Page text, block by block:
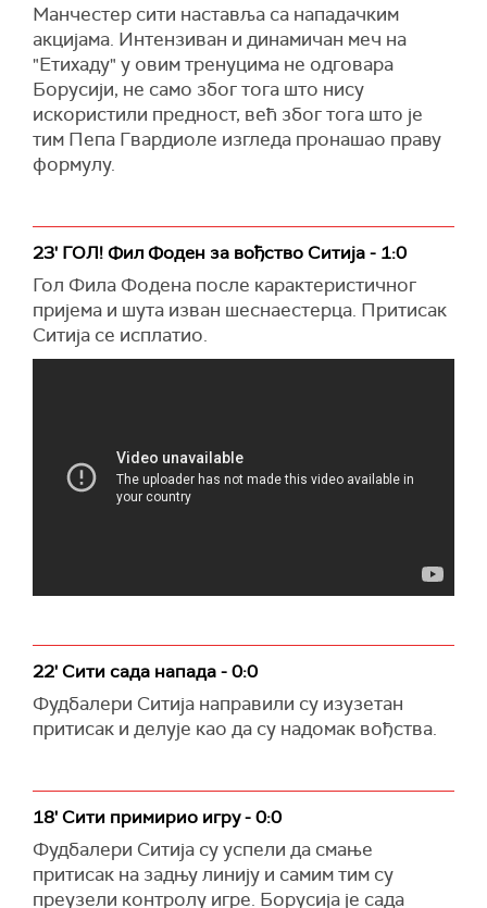
Манчестер сити наставља са нападачким
акцијама. Интензиван и динамичан меч на
"Етихаду" у овим тренуцима не одговара
Борусији, не само због тога што нису
искористили предност, већ због тога што је
тим Пепа Гвардиоле изгледа пронашао праву
формулу.
23' ГОЛ! Фил Фоден за вођство Ситија - 1:0
Гол Фила Фодена после карактеристичног
пријема и шута изван шеснаестерца. Притисак
Ситија се исплатио.
22' Сити сада напада - 0:0
Фудбалери Ситија направили су изузетан
притисак и делује као да су надомак вођства.
18' Сити примирио игру - 0:0
Фудбалери Ситија су успели да смање
притисак на задњу линију и самим тим су
преузели контролу игре. Борусија је сада